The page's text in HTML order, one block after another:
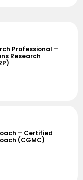
Professional –
Research
– Certified
(CGMC)